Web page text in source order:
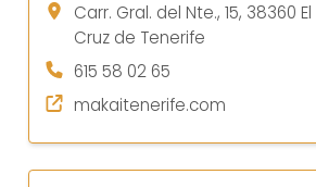
Carr. Gral. del Nte., 15, 38360
Cruz de Tenerife
615 58 02 65
makaitenerife.com